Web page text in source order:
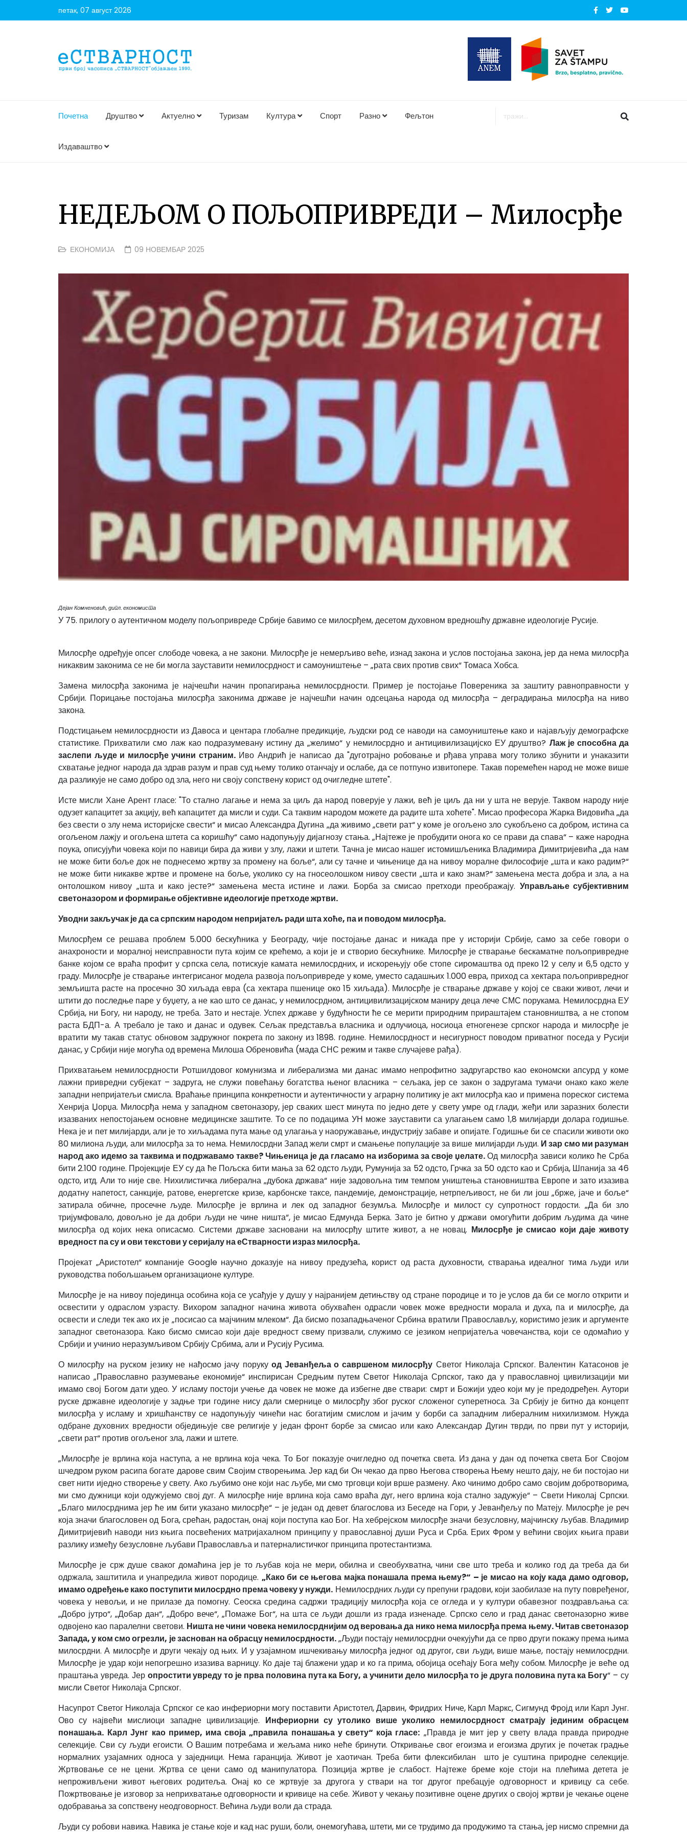
петак, 07 август 2026
Почетна Друштво Актуелно Туризам Култура Спорт Разно Фељтон
Издаваштво
НЕДЕЉОМ О ПОЉОПРИВРЕДИ – Милосрђе
ЕКОНОМИЈА 09 НОВЕМБАР 2025
Дејан Комненовић, дипл. економиста
У 75. прилогу о аутентичном моделу пољопривреде Србије бавимо се милосрђем, десетом духовном вредношћу државне идеологије Русије.
Милосрђе одређује опсег слободе човека, а не закони. Милосрђе је немерљиво веће, изнад закона и услов постојања закона, јер да нема милосрђа
никаквим законима се не би могла зауставити немилосрдност и самоуништење – „рата свих против свих“ Томаса Хобса.
Замена милосрђа законима је најчешћи начин пропагирања немилосрдности. Пример је постојање Повереника за заштиту равноправности у
Србији. Порицање постојања милосрђа законима државе је најчешћи начин одсецања народа од милосрђа – деградирања милосрђа на ниво
закона.
Подстицањем немилосрдности из Давоса и центара глобалне предикције, људски род се наводи на самоуништење како и најављују демографске
статистике. Прихватили смо лаж као подразумевану истину да „желимо“ у немилосрдно и антицивилизацијско ЕУ друштво? Лаж је способна да
заслепи људе и милосрђе учини страним.Иво Андрић је написао да "дуготрајно робовање и рђава управа могу толико збунити и унаказити
схватање једног народа да здрав разум и прав суд њему толико отанчају и ослабе, да се потпуно извитопере. Такав поремећен народ не може више
да разликује не само добро од зла, него ни своју сопствену корист од очигледне штете".
Исте мисли Хане Арент гласе: "То стално лагање и нема за циљ да народ поверује у лажи, већ је циљ да ни у шта не верује. Таквом народу није
одузет капацитет за акцију, већ капацитет да мисли и суди. Са таквим народом можете да радите шта хоћете". Мисао професора Жарка Видовића „да
без свести о злу нема историјске свести“ и мисао Александра Дугина „да живимо „свети рат“ у коме је огољено зло сукобљено са добром, истина са
огољеном лажју и огољена штета са коришћу“ само надопуњују дијагнозу стања. „Најтеже је пробудити онога ко се прави да спава“ – каже народна
поука, описујући човека који по навици бира да живи у злу, лажи и штети. Тачна је мисао нашег истомишљеника Владимира Димитријевића „да нам
не може бити боље док не поднесемо жртву за промену на боље“, али су тачне и чињенице да на нивоу моралне философије „шта и како радим?“
не може бити никакве жртве и промене на боље, уколико су на гносеолошком нивоу свести „шта и како знам?“ замењена места добра и зла, а на
онтолошком нивоу „шта и како јесте?“ замењена места истине и лажи. Борба за смисао претходи преображају. Управљање субјективним
светоназором и формирање објективне идеологије претходе жртви.
Уводни закључак је да са српским народом непријатељ ради шта хоће, па и поводом милосрђа.
Милосрђем се решава проблем 5.000 бескућника у Београду, чије постојање данас и никада пре у историји Србије, само за себе говори о
анахроности и моралној неисправности пута којим се крећемо, а који је и створио бескућнике. Милосрђе је стварање бескаматне пољопривредне
банке којом се враћа профит у српска села, потискује камата немилосрдних, и искорењују обе стопе сиромаштва од преко 12 у селу и 6,5 одсто у
граду. Милосрђе је стварање интегрисаног модела развоја пољопривреде у коме, уместо садашњих 1.000 евра, приход са хектара пољопривредног
земљишта расте на просечно 30 хиљада евра (са хектара пшенице око 15 хиљада). Милосрђе је стварање државе у којој се сваки живот, лечи и
штити до последње паре у буџету, а не као што се данас, у немилосрдном, антицивилизацијском маниру деца лече СМС порукама. Немилосрдна ЕУ
Србија, ни Богу, ни народу, не треба. Зато и нестаје. Успех државе у будућности ће се мерити природним прираштајем становништва, а не стопом
раста БДП-а. А требало је тако и данас и одувек. Сељак представља власника и одлучиоца, носиоца етногенезе српског народа и милосрђе је
вратити му такав статус обновом задружног покрета по закону из 1898. године. Немилосрдност и несигурност поводом приватног поседа у Русији
данас, у Србији није могућа од времена Милоша Обреновића (мада СНС режим и такве случајеве рађа).
Прихватањем немилосрдности Ротшилдовог комунизма и либерализма ми данас имамо непрофитно задругарство као економски апсурд у коме
лажни привредни субјекат – задруга, не служи повећању богатства њеног власника – сељака, јер се закон о задругама тумачи онако како желе
западни непријатељи смисла. Враћање принципа конкретности и аутентичности у аграрну политику је акт милосрђа као и примена пореског система
Хенрија Џорџа. Милосрђа нема у западном светоназору, јер сваких шест минута по једно дете у свету умре од глади, жеђи или заразних болести
изазваних непостојањем основне медицинске заштите. То се по подацима УН може зауставити са улагањем само 1,8 милијарди долара годишње.
Нека је и пет милијарди, али је то хиљадама пута мање од улагања у наоружавање, индустрију забаве и опијате. Годишње би се спасили животи око
80 милиона људи, али милосрђа за то нема. Немилосрдни Запад жели смрт и смањење популације за више милијарди људи. И зар смо ми разуман
народ ако идемо за таквима и подржавамо такве? Чињеница је да гласамо на изборима за своје џелате.Од милосрђа зависи колико ће Срба
бити 2.100 године. Пројекције ЕУ су да ће Пољска бити мања за 62 одсто људи, Румунија за 52 одсто, Грчка за 50 одсто као и Србија, Шпанија за 46
одсто, итд. Али то није све. Нихилистичка либерална „дубока држава“ није задовољна тим темпом уништења становништва Европе и зато изазива
додатну напетост, санкције, ратове, енергетске кризе, карбонске таксе, пандемије, демонстрације, нетрпељивост, не би ли још „брже, јаче и боље“
затирала обичне, просечне људе. Милосрђе је врлина и лек од западног безумља. Милосрђе и милост су супротност гордости. „Да би зло
тријумфовало, довољно је да добри људи не чине ништа“, је мисао Едмунда Берка. Зато је битно у држави омогућити добрим људима да чине
милосрђа од којих нека описасмо. Системи државе засновани на милосрђу штите живот, а не новац. Милосрђе је смисао који даје животу
вредност па су и ови текстови у серијалу на еСтварности израз милосрђа.
Пројекат „Аристотел“ компаније Google научно доказује на нивоу предузећа, корист од раста духовности, стварања идеалног тима људи или
руководства побољшањем организационе културе.
Милосрђе је на нивоу појединца особина која се усађује у душу у најранијем детињству од стране породице и то је услов да би се могло открити и
освестити у одраслом узрасту. Вихором западног начина живота обухваћен одрасли човек може вредности морала и духа, па и милосрђе, да
освести и следи тек ако их је „посисао са мајчиним млеком“. Да бисмо позападњаченог Србина вратили Православљу, користимо језик и аргументе
западног светоназора. Како бисмо смисао који даје вредност свему призвали, служимо се језиком непријатеља човечанства, који се одомаћио у
Србији и учинио неразумљивом Србију Србима, али и Русију Русима.
О милосрђу на руском језику не нађосмо јачу порукуод Јеванђеља о савршеном милосрђу Светог Николаја Српског. Валентин Катасонов је
написао „Православно разумевање економије“ инспирисан Средњим путем Светог Николаја Српског, тако да у православној цивилизацији ми
имамо свој Богом дати удео. У исламу постоји учење да човек не може да избегне две ствари: смрт и Божији удео који му је предодређен. Аутори
руске државне идеологије у задње три године нису дали смернице о милосрђу због руског сложеног суперетноса. За Србију је битно да концепт
милосрђа у исламу и хришћанству се надопуњују чинећи нас богатијим смислом и јачим у борби са западним либералним нихилизмом. Нужда
одбране духовних вредности обједињује све религије у један фронт борбе за смисао или како Александар Дугин тврди, по први пут у историји,
„свети рат“ против огољеног зла, лажи и штете.
„Милосрђе је врлина која наступа, а не врлина која чека. То Бог показује очигледно од почетка света. Из дана у дан од почетка света Бог Својом
шчедром руком расипа богате дарове свим Својим створењима. Јер кад би Он чекао да прво Његова створења Њему нешто дају, не би постојао ни
свет нити иједно створење у свету. Ако љубимо оне који нас љубе, ми смо трговци који врше размену. Ако чинимо добро само својим добротворима,
ми смо дужници који одужујемо свој дуг. А милосрђе није врлина која само враћа дуг, него врлина која стално задужује“ – Свети Николај Српски.
„Благо милосрднима јер ће им бити указано милосрђе“ – је један од девет благослова из Беседе на Гори, у Јеванђељу по Матеју. Милосрђе је реч
која значи благословен од Бога, срећан, радостан, онај који поступа као Бог. На хебрејском милосрђе значи безусловну, мајчинску љубав. Владимир
Димитријевић наводи низ књига посвећених матријахалном принципу у православној души Руса и Срба. Ерих Фром у већини својих књига прави
разлику између безусловне љубави Православља и патерналистичког принципа протестантизма.
Милосрђе је срж душе сваког домаћина јер је то љубав која не мери, обилна и свеобухватна, чини све што треба и колико год да треба да би
одржала, заштитила и унапредила живот породице. „Како би се његова мајка понашала према њему?“ – је мисао на коју када дамо одговор,
имамо одређење како поступити милосрдно према човеку у нужди. Немилосрдних људи су препуни градови, који заобилазе на путу повређеног,
човека у невољи, и не прилазе да помогну. Сеоска средина садржи традицију милосрђа која се огледа и у култури обавезног поздрављања са:
„Добро јутро“, „Добар дан“, „Добро вече“, „Помаже Бог“, на шта се људи дошли из града изненаде. Српско село и град данас светоназорно живе
одвојено као паралелни светови. Ништа не чини човека немилосрднијим од веровања да нико нема милосрђа према њему. Читав светоназор
Запада, у ком смо огрезли, је заснован на обрасцу немилосрдности.„Људи постају немилосрдни очекујући да се прво други покажу према њима
милосрдни. А милосрђе и други чекају од њих. И у узајамном ишчекивању милосрђа једног од другог, сви људи, више мање, постају немилосрдни.
Милосрђе је удар који непогрешно изазива варницу. Ко даје тај блажени удар и ко га прима, обојица осећају Бога међу собом. Милосрђе је веће од
праштања увреда. Јер опростити увреду то је прва половина пута ка Богу, а учинити дело милосрђа то је друга половина пута ка Богу“ – су
мисли Светог Николаја Српског.
Насупрот Светог Николаја Српског се као инфериорни могу поставити Аристотел, Дарвин, Фридрих Ниче, Карл Маркс, Сигмунд Фројд или Карл Јунг.
Ово су највећи мислиоци западне цивилизације. Инфериорни су утолико више уколико немилосрдност сматрају јединим обрасцем
понашања. Карл Јунг као пример, има своја „правила понашања у свету“ која гласе: „Правда је мит јер у свету влада правда природне
селекције. Сви су људи егоисти. О Вашим потребама и жељама нико неће бринути. Откривање свог егоизма и егоизма других је почетак градње
нормалних узајамних односа у заједници. Нема гаранција. Живот је хаотичан. Треба бити флексибилан што је суштина природне селекције.
Жртвовање се не цени. Жртва се цени само од манипулатора. Позиција жртве је слабост. Најтеже бреме које стоји на плећима детета је
непроживљени живот његових родитеља. Онај ко се жртвује за другога у ствари на тог другог пребацује одговорност и кривицу са себе.
Пожртвовање је изговор за неприхватање одговорности и кривице на себе. Живот у чекању позитивне оцене других о својој жртви је чекање оцене
одобравања за сопствену неодговорност. Већина људи воли да страда.
Људи су робови навика. Навика је стање које и кад нас руши, боли, онемогућава, штети, ми се трудимо да продужимо та стања, јер нисмо спремни да